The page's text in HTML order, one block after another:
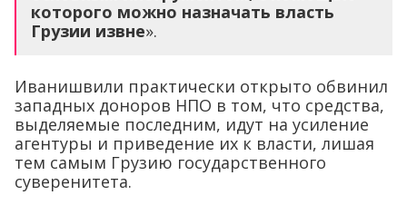
которого можно назначать власть
Грузии извне».
Иванишвили практически открыто обвинил
западных доноров НПО в том, что средства,
выделяемые последним, идут на усиление
агентуры и приведение их к власти, лишая
тем самым Грузию государственного
суверенитета.